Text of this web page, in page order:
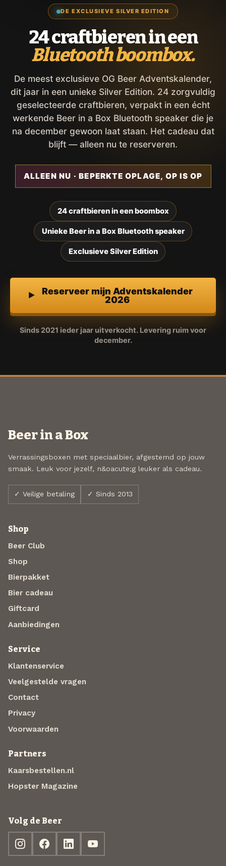
DE EXCLUSIEVE SILVER EDITION
24 craftbieren in een
Bluetooth boombox.
De meest exclusieve OG Beer Adventskalender,
dit jaar in een unieke Silver Edition. 24 zorgvuldig
geselecteerde craftbieren, verpakt in een écht
werkende Beer in a Box Bluetooth speaker die je
na december gewoon laat staan. Het cadeau dat
blijft — alleen nu te reserveren.
ALLEEN NU · BEPERKTE OPLAGE, OP IS OP
24 craftbieren in een boombox
Unieke Beer in a Box Bluetooth speaker
Exclusieve Silver Edition
Reserveer mijn Adventskalender
2026
Sinds 2021 ieder jaar uitverkocht. Levering ruim voor
december.
Beer in a Box
Verrassingsboxen met speciaalbier, afgestemd op jouw
smaak. Leuk voor jezelf, n&oacute;g leuker als cadeau.
✓ Veilige betaling ✓ Sinds 2013
Shop
Beer Club
Shop
Bierpakket
Bier cadeau
Giftcard
Aanbiedingen
Service
Klantenservice
Veelgestelde vragen
Contact
Privacy
Voorwaarden
Partners
Kaarsbestellen.nl
Hopster Magazine
Volg de Beer